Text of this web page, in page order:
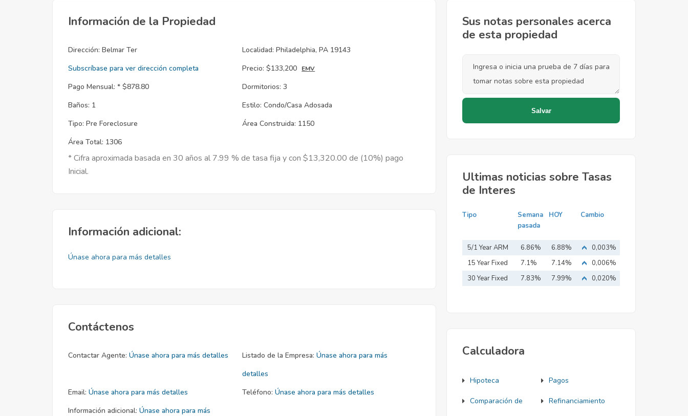
Información de la Propiedad
Dirección: Belmar Ter
Subscríbase para ver dirección completa
Localidad: Philadelphia, PA 19143
Precio: $133,200 EMV
Pago Mensual: * $878.80 Dormitorios: 3
Baños: 1 Estilo: Condo/Casa Adosada
Tipo: Pre Foreclosure Área Construida: 1150
Área Total: 1306
* Cifra aproximada basada en 30 años al 7.99 % de tasa fija y con $13,320.00 de (10%) pago
Inicial.
Información adicional:
Únase ahora para más detalles
Contáctenos
Contactar Agente: Únase ahora para más detalles Listado de la Empresa: Únase ahora para más
detalles
Email: Únase ahora para más detalles Teléfono: Únase ahora para más detalles
Información adicional: Únase ahora para más
Sus notas personales acerca
de esta propiedad
Ultimas noticias sobre Tasas
de Interes
Tipo
Semana
pasada
HOY Cambio
5/1 Year ARM 6.86% 6.88%
0,003%
15 Year Fixed
Mortgage
7.1% 7.14%
0,006%
30 Year Fixed
7.83% 7.99% 0,020%
Calculadora
Hipoteca Pagos
Comparación de Refinanciamiento